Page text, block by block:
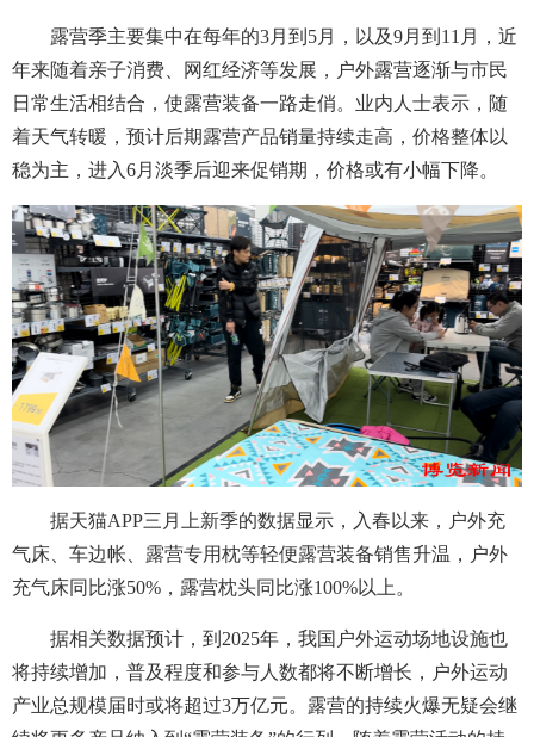
露营季主要集中在每年的3月到5月，以及9月到11月，近
年来随着亲子消费、网红经济等发展，户外露营逐渐与市民
日常生活相结合，使露营装备一路走俏。业内人士表示，随
着天气转暖，预计后期露营产品销量持续走高，价格整体以
稳为主，进入6月淡季后迎来促销期，价格或有小幅下降。
据天猫APP三月上新季的数据显示，入春以来，户外充
气床、车边帐、露营专用枕等轻便露营装备销售升温，户外
充气床同比涨50%，露营枕头同比涨100%以上。
据相关数据预计，到2025年，我国户外运动场地设施也
将持续增加，普及程度和参与人数都将不断增长，户外运动
产业总规模届时或将超过3万亿元。露营的持续火爆无疑会继